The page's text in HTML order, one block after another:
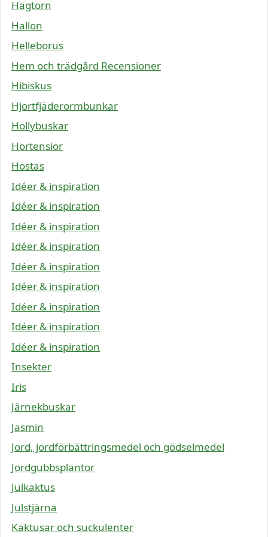
Hagtorn
Hallon
Helleborus
Hem och trädgård Recensioner
Hibiskus
Hjortfjäderormbunkar
Hollybuskar
Hortensior
Hostas
Idéer & inspiration
Idéer & inspiration
Idéer & inspiration
Idéer & inspiration
Idéer & inspiration
Idéer & inspiration
Idéer & inspiration
Idéer & inspiration
Idéer & inspiration
Insekter
Iris
Järnekbuskar
Jasmin
Jord, jordförbättringsmedel och gödselmedel
Jordgubbsplantor
Julkaktus
Julstjärna
Kaktusar och suckulenter